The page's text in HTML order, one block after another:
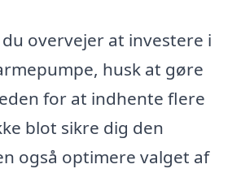
overvejer at investere i
husk at gøre
for at indhente flere
blot sikre dig den
også optimere valget af